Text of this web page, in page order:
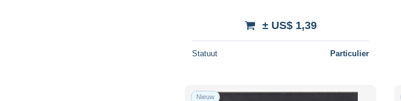
± US$ 1,39
Statuut Particulier
Nieuw